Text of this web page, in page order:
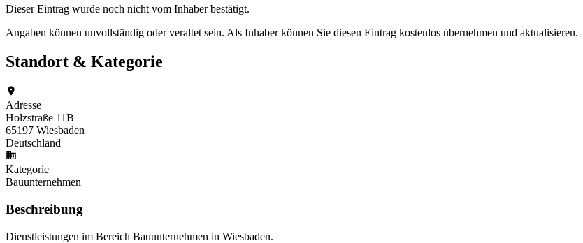
Dieser Eintrag wurde noch nicht vom Inhaber bestätigt.
Angaben können unvollständig oder veraltet sein. Als Inhaber können Sie diesen Eintrag kostenlos übernehmen und aktualisieren.
Standort & Kategorie
Adresse
Holzstraße 11B
65197 Wiesbaden
Deutschland
Kategorie
Bauunternehmen
Beschreibung
Dienstleistungen im Bereich Bauunternehmen in Wiesbaden.